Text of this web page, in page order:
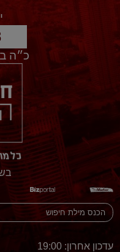
כ״ה
עדכון אחרון: 19:00